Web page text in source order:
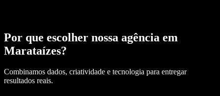
Por que escolher nossa agência em
Marataízes?
Combinamos dados, criatividade e tecnologia para entregar
resultados reais.